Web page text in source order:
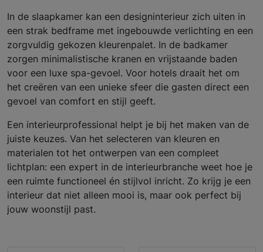
In de slaapkamer kan een designinterieur zich uiten in
een strak bedframe met ingebouwde verlichting en een
zorgvuldig gekozen kleurenpalet. In de badkamer
zorgen minimalistische kranen en vrijstaande baden
voor een luxe spa-gevoel. Voor hotels draait het om
het creëren van een unieke sfeer die gasten direct een
gevoel van comfort en stijl geeft.
Een interieurprofessional helpt je bij het maken van de
juiste keuzes. Van het selecteren van kleuren en
materialen tot het ontwerpen van een compleet
lichtplan: een expert in de interieurbranche weet hoe je
een ruimte functioneel én stijlvol inricht. Zo krijg je een
interieur dat niet alleen mooi is, maar ook perfect bij
jouw woonstijl past.